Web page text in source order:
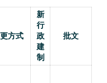
方式
新
行
政
建
制
批文